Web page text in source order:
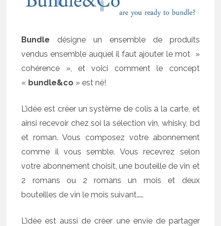
Bundle désigne un ensemble de produits
vendus ensemble auquel il faut ajouter le mot »
cohérence », et voici comment le concept
« bundle&co » est né!
L’idée est créer un système de colis à la carte, et
ainsi recevoir chez soi la sélection vin, whisky, bd
et roman. Vous composez votre abonnement
comme il vous semble. Vous recevrez selon
votre abonnement choisit, une bouteille de vin et
2 romans ou 2 romans un mois et deux
bouteilles de vin le mois suivant……
L’idée est aussi de créer une envie de partager